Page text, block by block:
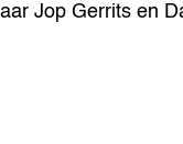
Jop Gerrits en